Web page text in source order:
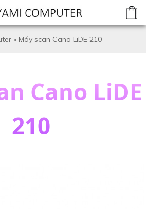
» Máy scan Cano LiDE 210
Cano LiDE
210